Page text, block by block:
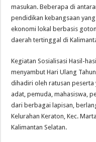
masukan. Beberapa di
pendidikan kebangsaan
ekonomi lokal berbasis
daerah tertinggal di
Kegiatan Sosialisasi Hasil-
menyambut Hari Ulang
dihadiri oleh ratusan
adat, pemuda, mahasiswa,
dari berbagai lapisan,
Kelurahan Keraton, Kec.
Kalimantan Selatan.